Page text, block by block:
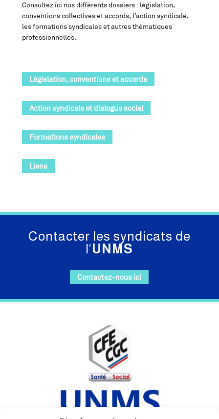
Consultez ici nos différents dossiers : législation,
conventions collectives et accords, l’action syndicale,
les formations syndicales et autres thématiques
professionnelles.
Législation, conventions et accords
Action syndicale et dialogue social
Formations syndicales
Liens
Contacter les syndicats de
l’UNMS
Contactez-nous ici